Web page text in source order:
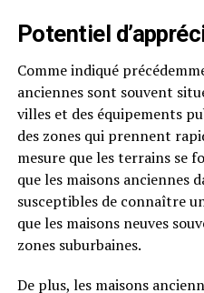
Potentiel
Comme indiqué
anciennes sont souvent
villes et des équipements
des zones qui prennent
mesure que les terrains se
que les maisons anciennes
susceptibles de connaître
que les maisons neuves
zones suburbaines.
De plus, les maisons